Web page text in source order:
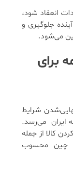
انعقاد شود،
جلوگیری و
می‌‌شود.
برای
شرایط
ایران می‌رسد.
کالا از جمله
از چین محسوب